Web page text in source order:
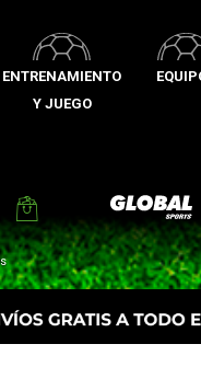
ENTRENAMIENTO
Y JUEGO
Global Sports